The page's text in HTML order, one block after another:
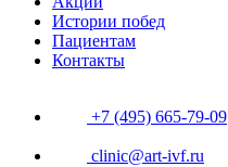
Истории побед
Пациентам
Контакты
+7 (495) 665-79-09
clinic@art-ivf.ru